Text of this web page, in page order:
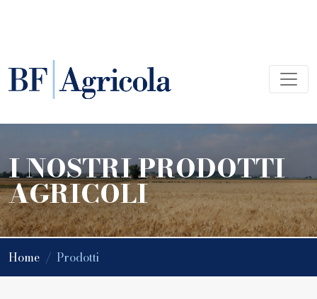
I NOSTRI PRODOTTI
AGRICOLI
Home / Prodotti